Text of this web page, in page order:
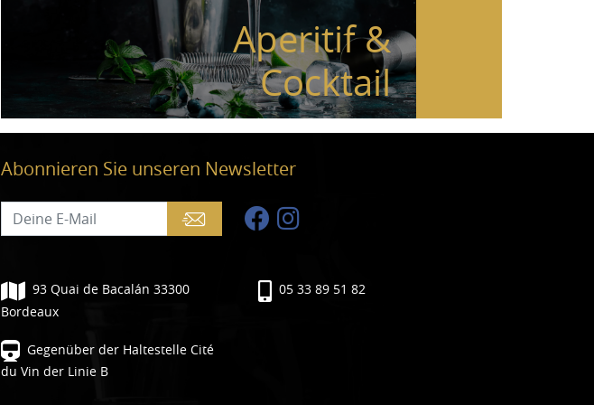
Aperitif &
Cocktail
Abonnieren Sie unseren Newsletter
93 Quai de Bacalán 33300
Bordeaux
Gegenüber der Haltestelle Cité
du Vin der Linie B
05 33 89 51 82